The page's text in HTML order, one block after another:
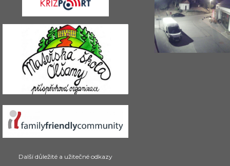
Další důležité a užitečné odkazy